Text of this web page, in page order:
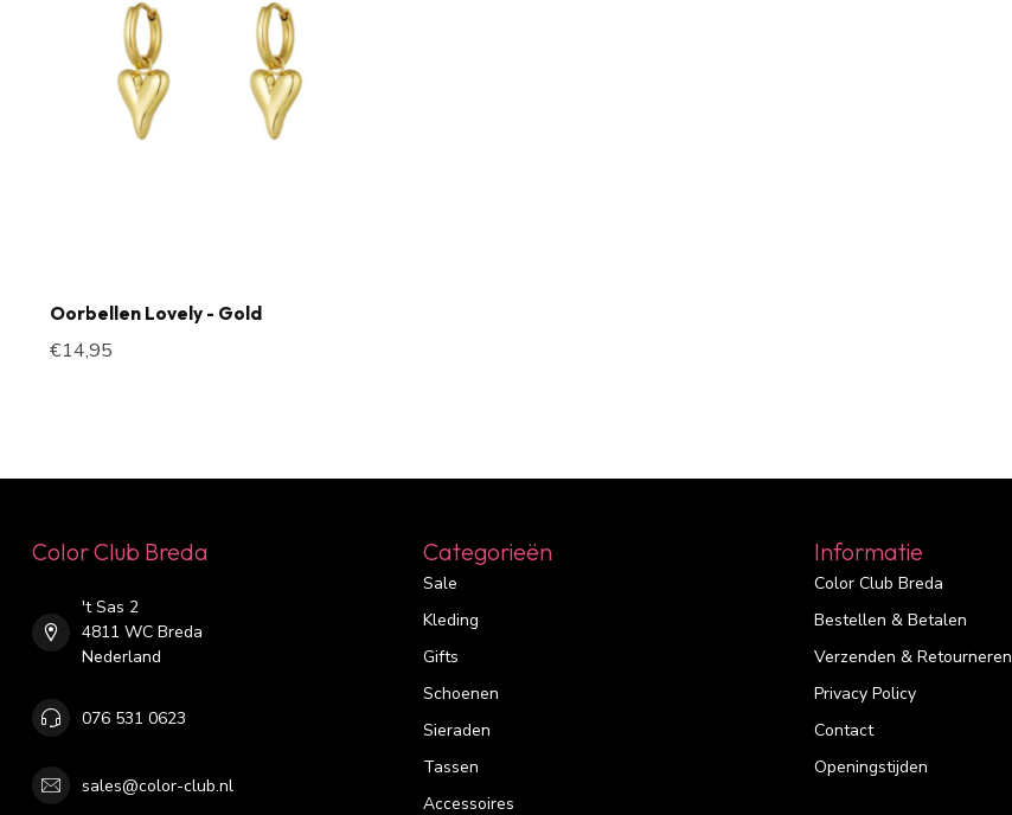
Oorbellen Lovely - Gold
€14,95
Color Club Breda
't Sas 2
4811 WC Breda
Nederland
076 531 0623
sales@color-club.nl
Categorieën
Sale
Kleding
Gifts
Schoenen
Sieraden
Tassen
Accessoires
Informatie
Color Club Breda
Bestellen & Betalen
Verzenden & Retourneren
Privacy Policy
Contact
Openingstijden